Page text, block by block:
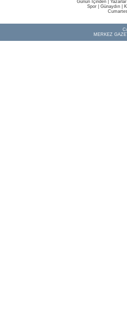
Günün İçinden Yazarlar
Spor
Günaydın
MERKEZ